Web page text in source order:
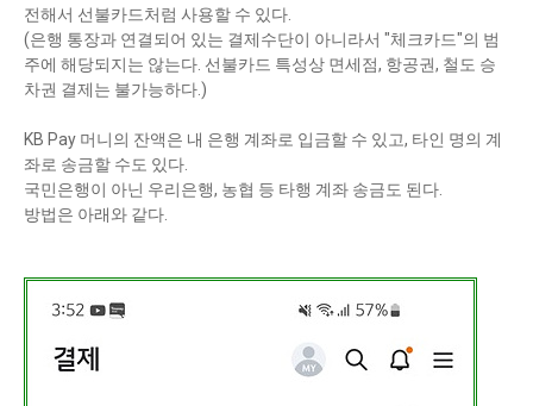
전해서 선불카드처럼 사용할 수 있다.
(은행 통장과 연결되어 있는 결제수단이 아니라서 "체크카드"의 범
주에 해당되지는 않는다. 선불카드 특성상 면세점, 항공권, 철도 승
차권 결제는 불가능하다.)
KB Pay 머니의 잔액은 내 은행 계좌로 입금할 수 있고, 타인 명의 계
좌로 송금할 수도 있다.
국민은행이 아닌 우리은행, 농협 등 타행 계좌 송금도 된다.
방법은 아래와 같다.